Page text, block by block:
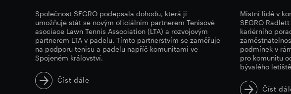
Společnost SEGRO podepsala dohodu, která jí
umožňuje stát se novým oficiálním partnerem Tenisové
asociace Lawn Tennis Association (LTA) a rozvojovým
partnerem LTA v padelu. Tímto partnerstvím se zaměřuje
na podporu tenisu a padelu napříč komunitami ve
Spojeném království.
Číst dále
Místní lidé v
SEGRO
kariérního
podmínek v
pro komunitu
bývalého
Číst